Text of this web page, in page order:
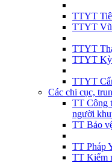
TTYT
TTYT Vũ
TTYT
TTYT
TTYT
Các chi cục,
TT Công
người
TT Bảo
TT Pháp
TT Kiểm